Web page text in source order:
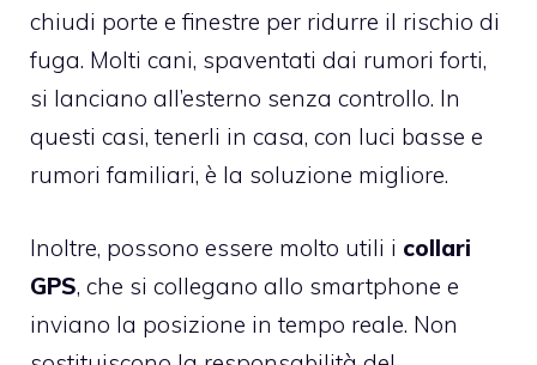
chiudi porte e finestre per ridurre il rischio di
fuga. Molti cani, spaventati dai rumori forti,
si lanciano all’esterno senza controllo. In
questi casi, tenerli in casa, con luci basse e
rumori familiari, è la soluzione migliore.
Inoltre, possono essere molto utili i collari
GPS, che si collegano allo smartphone e
inviano la posizione in tempo reale. Non